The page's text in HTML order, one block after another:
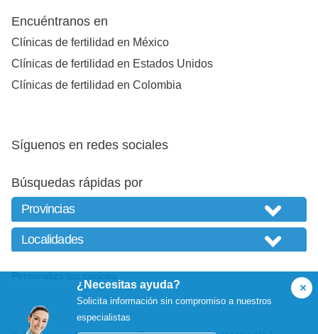
¿Necesitas ayuda?
Solicita información sin compromiso a nuestros
especialistas
Encuéntranos en
Clínicas de fertilidad en México
Clínicas de fertilidad en Estados Unidos
Clínicas de fertilidad en Colombia
Síguenos en redes sociales
Búsquedas rápidas por